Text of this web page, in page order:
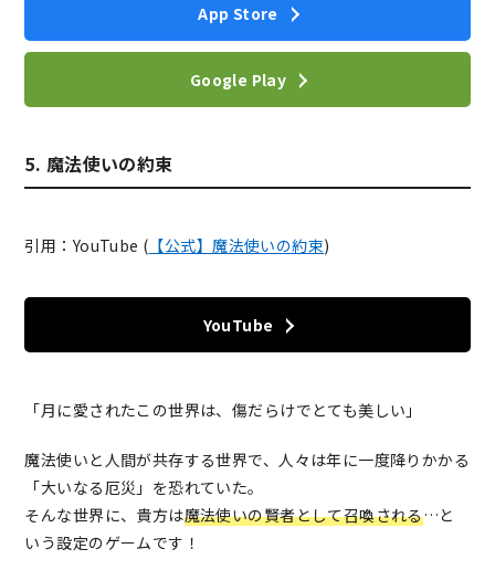
App Store
Google Play
5. 魔法使いの約束
引用：YouTube ( 【公式】魔法使いの約束)
YouTube
「月に愛されたこの世界は、傷だらけでとても美しい」
魔法使いと人間が共存する世界で、人々は年に一度降りかかる
「大いなる厄災」を恐れていた。
そんな世界に、貴方は魔法使いの賢者として召喚される…と
いう設定のゲームです！